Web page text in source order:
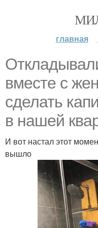
главная
вместе с
сделать
в нашей
И вот настал этот
вышло